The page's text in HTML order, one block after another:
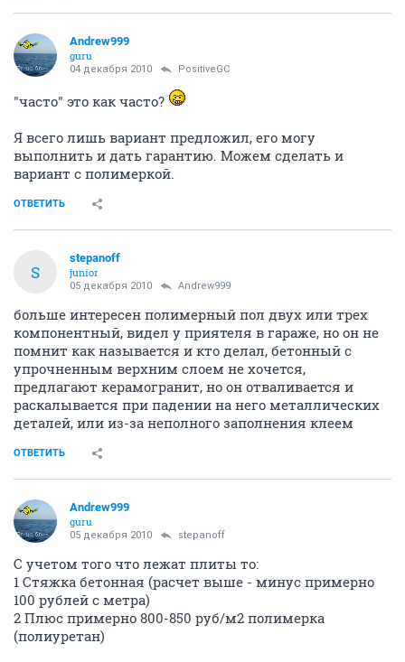
Andrew999
guru
04 декабря 2010 PositiveGC
"часто" это как часто?
Я всего лишь вариант предложил, его могу
выполнить и дать гарантию. Можем сделать и
вариант с полимеркой.
ОТВЕТИТЬ
S
stepanoff
junior
05 декабря 2010 Andrew999
больше интересен полимерный пол двух или трех
компонентный, видел у приятеля в гараже, но он не
помнит как называется и кто делал, бетонный с
упрочненным верхним слоем не хочется,
предлагают керамогранит, но он отваливается и
раскалывается при падении на него металлических
деталей, или из-за неполного заполнения клеем
ОТВЕТИТЬ
Andrew999
guru
05 декабря 2010 stepanoff
С учетом того что лежат плиты то:
1 Стяжка бетонная (расчет выше - минус примерно
100 рублей с метра)
2 Плюс примерно 800-850 руб/м2 полимерка
(полиуретан)